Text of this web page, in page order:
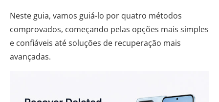
Neste guia, vamos guiá-lo por quatro métodos
comprovados, começando pelas opções mais simples
e confiáveis até soluções de recuperação mais
avançadas.